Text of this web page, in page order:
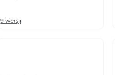
9 wersji